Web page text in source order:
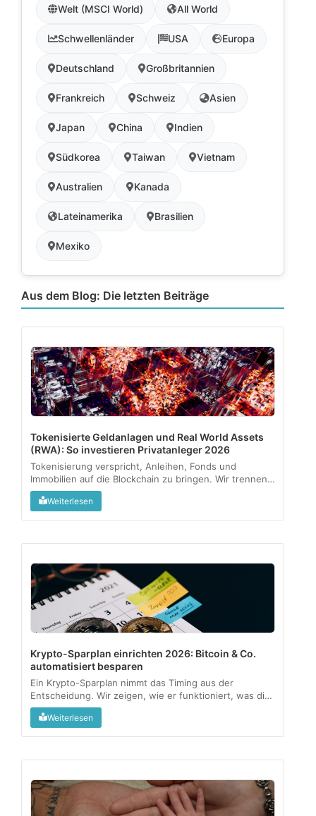
Welt (MSCI World) All World
Schwellenländer USA Europa
Deutschland Großbritannien
Frankreich Schweiz Asien
Japan China Indien
Südkorea Taiwan Vietnam
Australien Kanada
Lateinamerika Brasilien
Mexiko
Aus dem Blog: Die letzten Beiträge
Tokenisierte Geldanlagen und Real World Assets
(RWA): So investieren Privatanleger 2026
Tokenisierung verspricht, Anleihen, Fonds und
Immobilien auf die Blockchain zu bringen. Wir trennen
regulierte Angebote vom Graumarkt und zeigen, was
als kleine Beimischung sinnvoll sein kann....
Weiterlesen
Krypto-Sparplan einrichten 2026: Bitcoin & Co.
automatisiert besparen
Ein Krypto-Sparplan nimmt das Timing aus der
Entscheidung. Wir zeigen, wie er funktioniert, was die
1-Jahres-Haltefrist steuerlich bedeutet und für wen
sich das wirklich lohnt....
Weiterlesen